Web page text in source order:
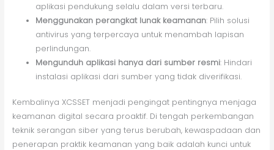
aplikasi pendukung selalu dalam versi terbaru.
Menggunakan perangkat lunak keamanan: Pilih solusi
antivirus yang terpercaya untuk menambah lapisan
perlindungan.
Mengunduh aplikasi hanya dari sumber resmi: Hindari
instalasi aplikasi dari sumber yang tidak diverifikasi.
Kembalinya XCSSET menjadi pengingat pentingnya menjaga
keamanan digital secara proaktif. Di tengah perkembangan
teknik serangan siber yang terus berubah, kewaspadaan dan
penerapan praktik keamanan yang baik adalah kunci untuk